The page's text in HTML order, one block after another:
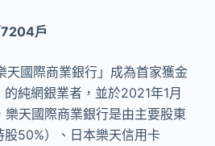
戶
國際商業銀行」成為首家獲金
純網銀業者，並於2021年1月
樂天國際商業銀行是由主要股東
股50%）、日本樂天信用卡